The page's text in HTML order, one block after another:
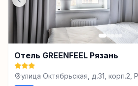
Отель GREENFEEL Рязань
улица Октябрьская, д.31, корп.2,